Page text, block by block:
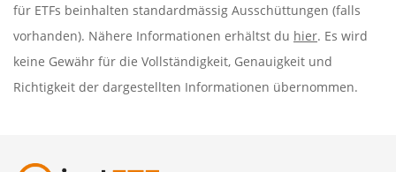
für ETFs beinhalten standardmässig Ausschüttungen (falls
vorhanden). Nähere Informationen erhältst du hier. Es wird
keine Gewähr für die Vollständigkeit, Genauigkeit und
Richtigkeit der dargestellten Informationen übernommen.